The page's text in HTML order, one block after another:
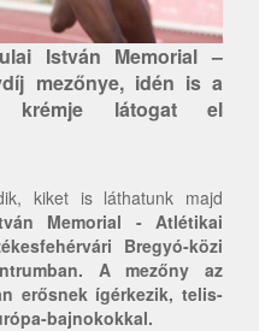
István Memorial –
mezőnye, idén is a
krémje látogat el
kiket is láthatunk majd
Memorial - Atlétikai
Bregyó-közi
A mezőny az
erősnek ígérkezik, telis-
bajnokokkal.